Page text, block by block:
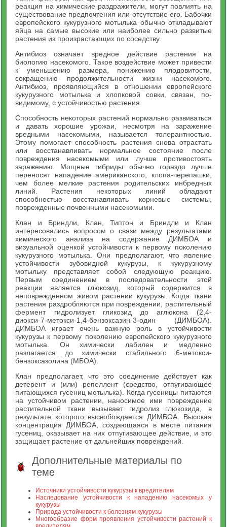
реакция на химические раздражители, могут повлиять на
существование предпочтения или отсутствие его. Бабочки
европейского кукурузного мотылька обычно откладывают
яйца на самые высокие или наиболее сильно развитые
растения из произрастающих по соседству.
Антибиоз означает вредное действие растения на
биологию насекомого. Такое воздействие может привести
к уменьшению размера, понижению плодовитости,
сокращению продолжительности жизни насекомого.
Антибиоз, проявляющийся в отношении европейского
кукурузного мотылька и хлопковой совки, связан, по-
видимому, с устойчивостью растения.
Способность некоторых растений нормально развиваться
и давать хорошие урожаи, несмотря на заражение
вредными насекомыми, называется толерантностью.
Этому помогает способность растения снова отрастать
или восстанавливать нормальное состояние после
повреждения насекомыми или лучше противостоять
заражению. Мощные гибриды обычно гораздо лучше
переносят нападение американского, клопа-черепашки,
чем более мелкие растения родительских инбредных
линий. Растения некоторых линий обладают
способностью восстанавливать корневые системы,
поврежденные почвенными насекомыми.
Клан и Бриндли, Клан, Типтон и Бриндли и Клан
интересовались вопросом о связи между результатами
химического анализа на содержание ДИМБОА и
визуальной оценкой устойчивости к первому поколению
кукурузного мотылька. Они предполагают, что явление
устойчивости зубовидной кукурузы, к кукурузному
мотыльку представляет собой следующую реакцию.
Первым соединением в последовательности этой
реакции является глюкозид, который содержится в
неповрежденном живом растении кукурузы. Когда ткани
растения раздробляются при повреждении, растительный
фермент гидролизует гликозид до аглюкона (2,4-
диокси-7-метокси-1,4-бензоксазин-3-один (ДИМБОА).
ДИМБОА играет очень важную роль в устойчивости
кукурузы к первому поколению европейского кукурузного
мотылька. Он химически лабилен и медленно
разлагается до химически стабильного 6-метокси-
бензоксазолина (МБОА).
Клан предполагает, что это соединение действует как
детерент и (или) репеллент (средство, отпугивающее
питающихся гусениц мотылька). Когда гусеницы питаются
на устойчивом растении, наносимое ими повреждение
растительной ткани вызывает гидролиз глюкозида, в
результате которого высвобождается ДИМБОА. Высокая
концентрация ДИМБОА, создающаяся в месте питания
гусениц, оказывает на них отпугивающее действие, и это
защищает растение от дальнейших повреждений.
Дополнительные материалы по
теме
Источники устойчивости кукурузы к вредителям
Наследование устойчивости к нападению насекомых у
кукурузы
Природа устойчивости к болезням кукурузы
Многообразие форм проявления устойчивости растений к